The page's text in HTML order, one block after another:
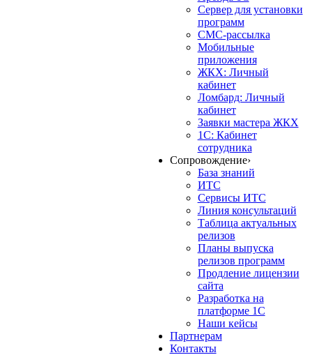
Сервер для установки
программ
СМС-рассылка
Мобильные
приложения
ЖКХ: Личный
кабинет
Ломбард: Личный
кабинет
Заявки мастера ЖКХ
1С: Кабинет
сотрудника
Сопровождение›
База знаний
ИТС
Сервисы ИТС
Линия консультаций
Таблица актуальных
релизов
Планы выпуска
релизов программ
Продление лицензии
сайта
Разработка на
платформе 1С
Наши кейсы
Партнерам
Контакты